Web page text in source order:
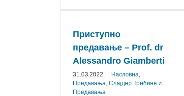
Приступно
предавање – Prof. dr
Alessandro Giamberti
31.03.2022. Насловна,
Предавања, Слајдер Трибине и
Предавања